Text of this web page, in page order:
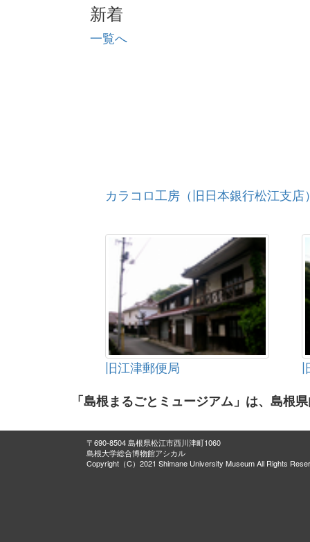
新着
一覧へ
カラコロ工房（旧日本銀行松江支店
旧江津郵便局
「島根まるごとミュージアム」は、島根
〒690-8504 島根県松江市西川津町1060
島根大学総合博物館アシカル
Copyright（C）2021 Shimane University Museum All Rights